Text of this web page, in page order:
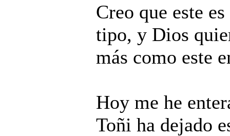
Creo que este
tipo, y Dios
más como este
Hoy me he
Toñi ha dejado